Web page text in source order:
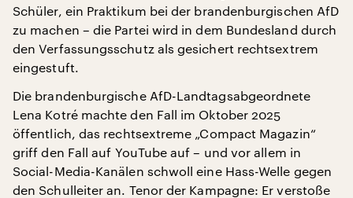
Schüler, ein Praktikum bei der brandenburgischen AfD
zu machen – die Partei wird in dem Bundesland durch
den Verfassungsschutz als gesichert rechtsextrem
eingestuft.
Die brandenburgische AfD-Landtagsabgeordnete
Lena Kotré machte den Fall im Oktober 2025
öffentlich, das rechtsextreme „Compact Magazin“
griff den Fall auf YouTube auf – und vor allem in
Social-Media-Kanälen schwoll eine Hass-Welle gegen
den Schulleiter an. Tenor der Kampagne: Er verstoße